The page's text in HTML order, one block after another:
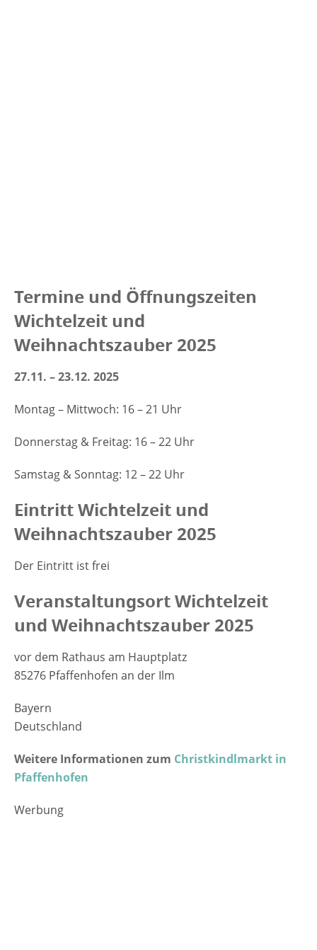
Termine und Öffnungszeiten
Wichtelzeit und
Weihnachtszauber 2025
27.11. – 23.12. 2025
Montag – Mittwoch: 16 – 21 Uhr
Donnerstag & Freitag: 16 – 22 Uhr
Samstag & Sonntag: 12 – 22 Uhr
Eintritt Wichtelzeit und
Weihnachtszauber 2025
Der Eintritt ist frei
Veranstaltungsort Wichtelzeit
und Weihnachtszauber 2025
vor dem Rathaus am Hauptplatz
85276 Pfaffenhofen an der Ilm
Bayern
Deutschland
Weitere Informationen zum Christkindlmarkt in
Pfaffenhofen
Werbung